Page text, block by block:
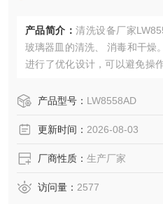
产品简介： 清洗设备厂家
玻璃器皿的清洗、 消毒和干燥
进行了优化设计，可以避免操
经过HEAP的加压干燥热风通过
其立即处于备用状态，是众多
产品型号： LW8558AD
更新时间： 2026-08-03
厂商性质： 生产厂家
访问量： 2577